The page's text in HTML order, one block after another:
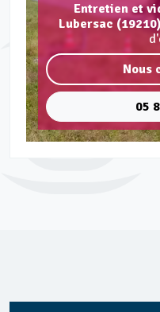
Entretien et
Lubersac
Nous
05